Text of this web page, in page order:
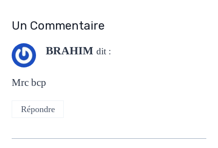
Un Commentaire
BRAHIM dit :
Mrc bcp
Répondre